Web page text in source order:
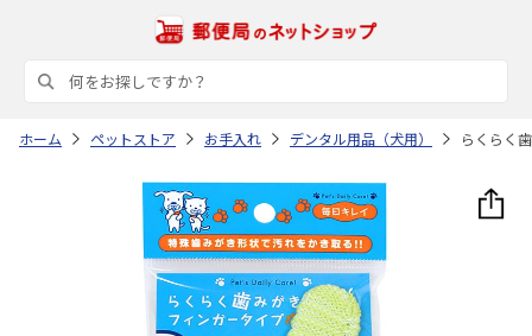
ホーム ペットストア お手入れ デンタル用品（犬用） らくらく